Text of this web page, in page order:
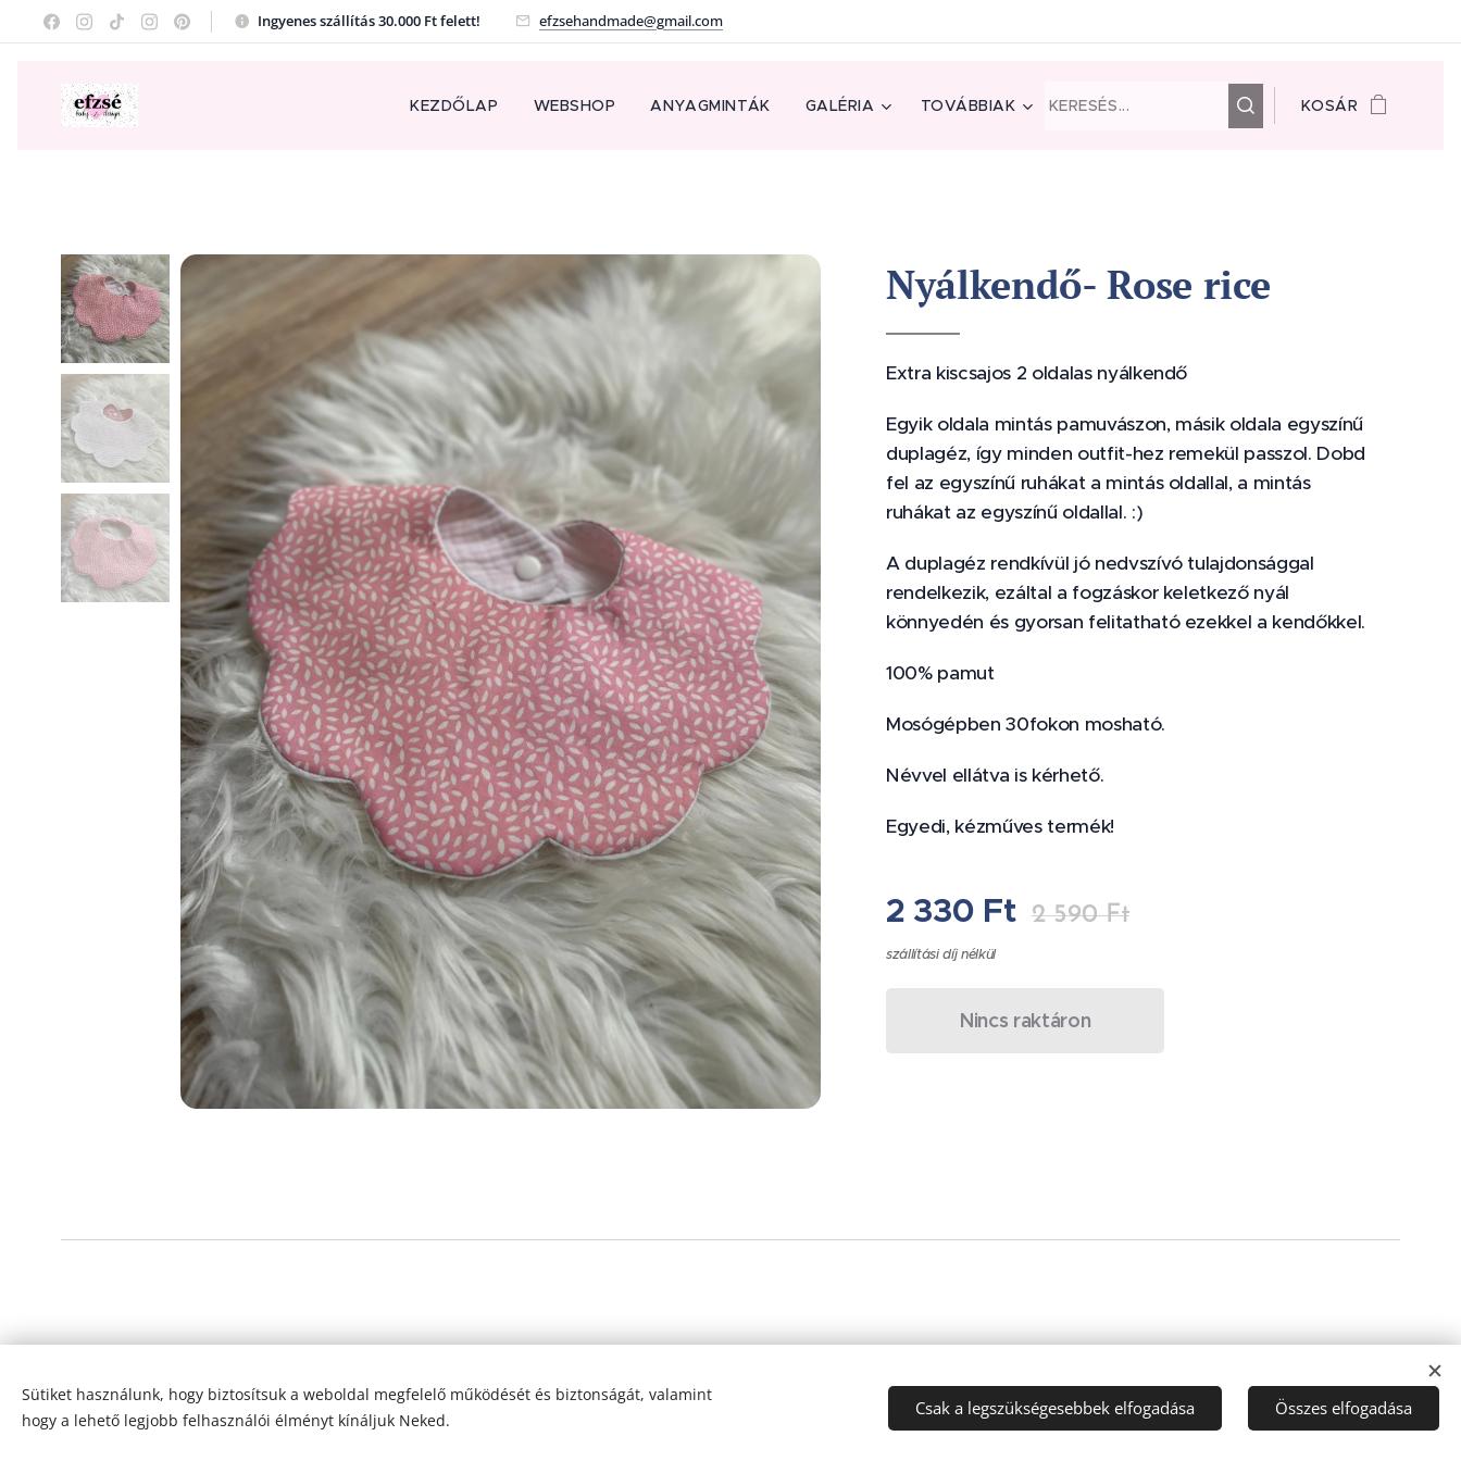
Ingyenes szállítás 30.000 Ft felett! efzsehandmade@gmail.com
KEZDŐLAP WEBSHOP ANYAGMINTÁK GALÉRIA TOVÁBBIAK KOSÁR
Nyálkendő- Rose rice
Extra kiscsajos 2 oldalas nyálkendő
Egyik oldala mintás pamuvászon, másik oldala egyszínű
duplagéz, így minden outfit-hez remekül passzol. Dobd
fel az egyszínű ruhákat a mintás oldallal, a mintás
ruhákat az egyszínű oldallal. :)
A duplagéz rendkívül jó nedvszívó tulajdonsággal
rendelkezik, ezáltal a fogzáskor keletkező nyál
könnyedén és gyorsan felitatható ezekkel a kendőkkel.
100% pamut
Mosógépben 30fokon mosható.
Névvel ellátva is kérhető.
Egyedi, kézműves termék!
2 330 Ft 2 590Ft
szállítási díj nélkül
Nincs raktáron
Sütiket használunk, hogy biztosítsuk a weboldal megfelelő működését és biztonságát, valamint
hogy a lehető legjobb felhasználói élményt kínáljuk Neked.
Csak a legszükségesebbek elfogadása Összes elfogadása